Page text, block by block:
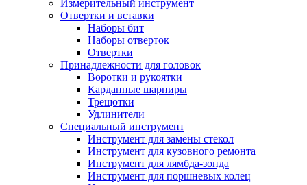
Измерительный инструмент
Отвертки и вставки
Наборы бит
Наборы отверток
Отвертки
Принадлежности для головок
Воротки и рукоятки
Карданные шарниры
Трещотки
Удлинители
Специальный инструмент
Инструмент для замены стекол
Инструмент для кузовного ремонта
Инструмент для лямбда-зонда
Инструмент для поршневых колец